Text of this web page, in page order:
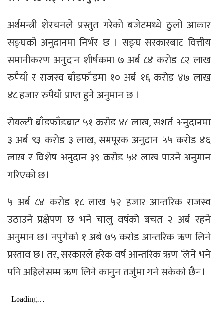
अर्थमन्त्री शेरचनले प्रस्तुत गरेको बजेटमध्ये ठुलो आकार
सङ्घको अनुदानमा निर्भर छ । सङ्घ सरकारबाट वित्तीय
समानीकरण अनुदान शीर्षकमा ७ अर्ब ८४ करोड ८२ लाख
रुपैयाँ र राजस्व बाँडफाँडमा १० अर्ब १६ करोड ४७ लाख
४८ हजार रुपैयाँ प्राप्त हुने अनुमान छ ।
रोयल्टी बाँडफाँडबाट ५१ करोड ४८ लाख, सशर्त अनुदानमा
३ अर्ब ९३ करोड ३ लाख, समपूरक अनुदान ५५ करोड ४६
लाख र विशेष अनुदान ३९ करोड ५४ लाख पाउने अनुमान
गरिएको छ।
५ अर्ब ८४ करोड १८ लाख ५२ हजार आन्तरिक राजस्व
उठाउने प्रक्षेपण छ भने चालु वर्षको बचत २ अर्ब रहने
अनुमान छ। नपुगेको १ अर्ब ७५ करोड आन्तरिक ऋण लिने
प्रस्ताव छ। तर, सरकारले हरेक वर्ष आन्तरिक ऋण लिने भने
पनि अहिलेसम्म ऋण लिने कानुन तर्जुमा गर्न सकेको छैन।